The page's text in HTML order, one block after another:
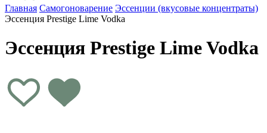
Главная Самогоноварение Эссенции (вкусовые концентраты)
Эссенция Prestige Lime Vodka
Эссенция Prestige Lime Vodka